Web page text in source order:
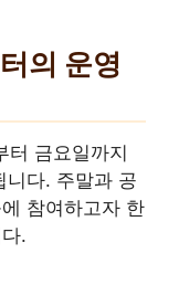
의 운영
터 금요일까지
다. 주말과 공
참여하고자 한
.